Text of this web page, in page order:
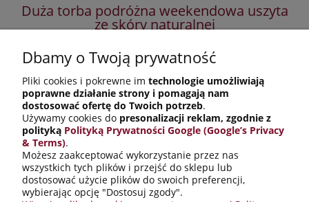
Duża torba podróżna weekendowa uszyta
ze skóry naturalnej
1 800,00 zł
Cena regularna:2 100,00 zł
Najniższa cena:1 800,00 zł
do koszyka
Informacje o sklepie
Dbamy o Twoją prywatność
Pliki cookies i pokrewne im technologie umożliwiają
poprawne działanie strony i pomagają nam
dostosować ofertę do Twoich potrzeb.
Używamy cookies do presonalizacji reklam, zgodnie z
polityką Polityką Prywatności Google (Google’s Privacy
& Terms).
Możesz zaakceptować wykorzystanie przez nas
wszystkich tych plików i przejść do sklepu lub
dostosować użycie plików do swoich preferencji,
wybierając opcję "Dostosuj zgody".